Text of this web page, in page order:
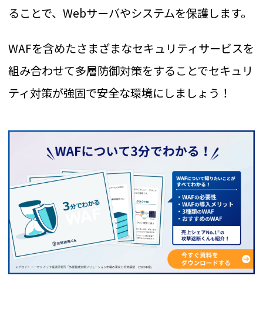
ることで、Webサーバやシステムを保護します。
WAFを含めたさまざまなセキュリティサービスを
組み合わせて多層防御対策をすることでセキュリ
ティ対策が強固で安全な環境にしましょう！